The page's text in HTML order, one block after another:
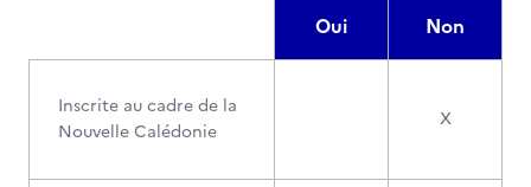
Oui Non
Inscrite au cadre de la
Nouvelle Calédonie
X